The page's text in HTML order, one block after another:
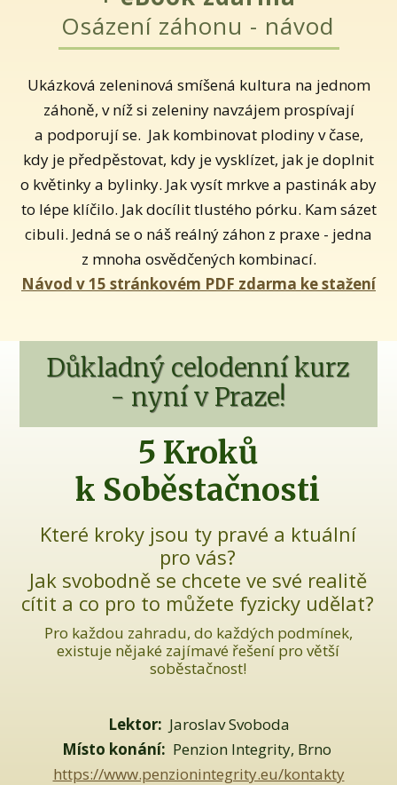
Osázení záhonu - návod
Ukázková zeleninová smíšená kultura na jednom
záhoně, v níž si zeleniny navzájem prospívají
a podporují se. Jak kombinovat plodiny v čase,
kdy je předpěstovat, kdy je vysklízet, jak je doplnit
o květinky a bylinky. Jak vysít mrkve a pastinák aby
to lépe klíčilo. Jak docílit tlustého pórku. Kam sázet
cibuli. Jedná se o náš reálný záhon z praxe - jedna
z mnoha osvědčených kombinací.
Návod v 15 stránkovém PDF zdarma ke stažení
Důkladný celodenní kurz
- nyní v Praze!
5 Kroků
k Soběstačnosti
Které kroky jsou ty pravé a ktuální
pro vás?
Jak svobodně se chcete ve své realitě
cítit a co pro to můžete fyzicky udělat?
Pro každou zahradu, do každých podmínek,
existuje nějaké zajímavé řešení pro větší
soběstačnost!
Lektor: Jaroslav Svoboda
Místo konání: Penzion Integrity, Brno
https://www.penzionintegrity.eu/kontakty